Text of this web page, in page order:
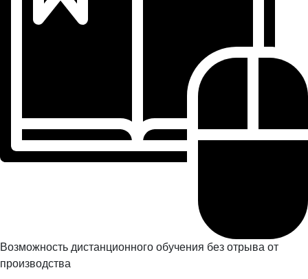
Возможность дистанционного обучения без отрыва от
производства